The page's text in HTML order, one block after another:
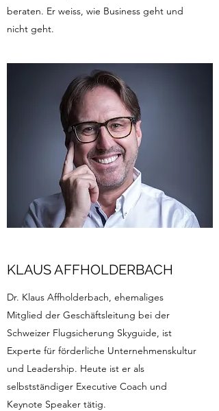
beraten. Er weiss, wie Business geht und
nicht geht.
KLAUS AFFHOLDERBACH
Dr. Klaus Affholderbach, ehemaliges
Mitglied der Geschäftsleitung bei der
Schweizer Flugsicherung Skyguide, ist
Experte für förderliche Unternehmenskultur
und Leadership. Heute ist er als
selbstständiger Executive Coach und
Keynote Speaker tätig.